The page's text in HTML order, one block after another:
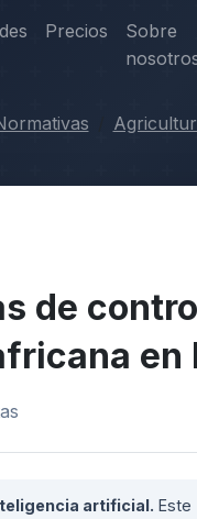
Precios
Sobre
de
en
artificial. Este